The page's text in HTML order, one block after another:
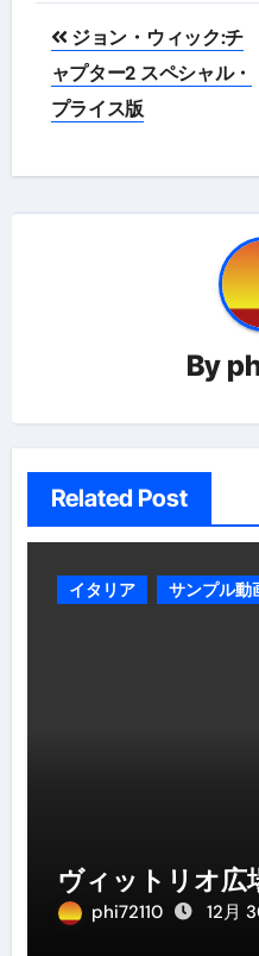
投
稿
ナ
ビ
ゲ
ン
ジョン・ウィック:チ
ャプター2 スペシャル・
プライス版
By
Related Post
イタリア サンプル動
ヴィットリオ広
phi72110 12月